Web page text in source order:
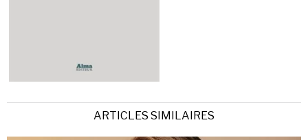
ARTICLES SIMILAIRES